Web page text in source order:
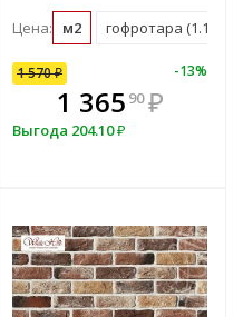
мастербокс (38 м2)
В комплекте
всегда выгоднее!
Цена: м2 гофротара (1.16 м2)
1 570₽ -13%
1 365 90 ₽
Выгода 204.10₽